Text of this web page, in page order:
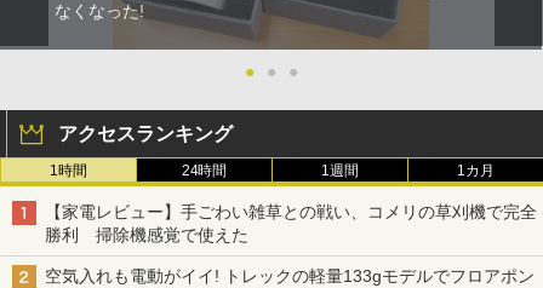
なくなった!
● ● ●
アクセスランキング
1時間 24時間 1週間 1カ月
【家電レビュー】手ごわい雑草との戦い、コメリの草刈機で完全
勝利 掃除機感覚で使えた
空気入れも電動がイイ! トレックの軽量133gモデルでフロアポン